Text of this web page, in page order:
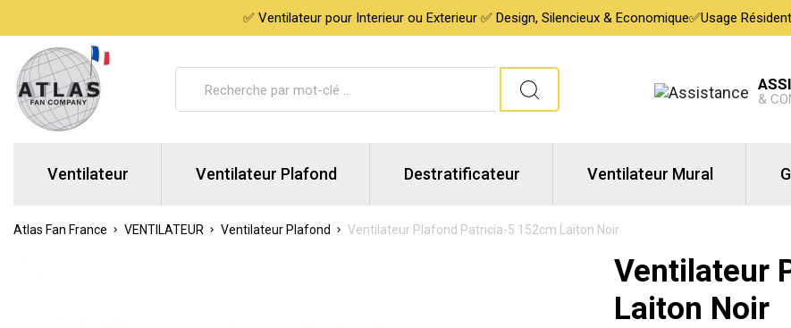
✅ Ventilateur pour Interieur ou Exterieur ✅ Design, Silencieux & Economique✅Usage
&
Ventilateur Ventilateur Plafond Destratificateur Ventilateur Mural
Atlas Fan France VENTILATEUR Ventilateur Plafond Ventilateur Plafond Patricia-5 152cm Laiton Noir
Ventilateur
Laiton Noir